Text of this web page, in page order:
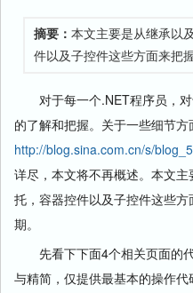
摘要： 本文主要是从继承以
件以及子控件这些方面来把
对于每一个.NET程序员，对
的了解和把握。关于一些细节方
http://blog.sina.com.cn/s/
详尽，本文将不再概述。本文
托，容器控件以及子控件这些
期。
先看下下面4个相关页面的
与精简，仅提供最基本的操作